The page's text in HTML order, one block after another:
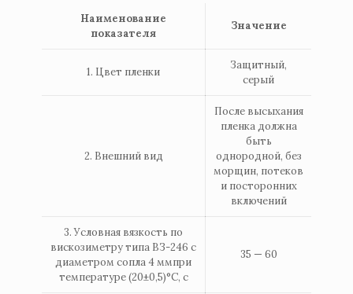
Наименование
показателя
Значение
1. Цвет пленки
Защитный,
серый
2. Внешний вид
После высыхания
пленка должна
быть
однородной, без
морщин, потеков
и посторонних
включений
3. Условная вязкость по
вискозиметру типа ВЗ-246 с
диаметром сопла 4 ммпри
температуре (20±0,5)°С, с
35 — 60